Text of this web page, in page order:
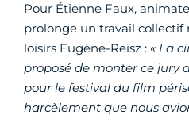
Pour Étienne Faux,
prolonge un travail collectif
loisirs Eugène-Reisz : « La
proposé de monter ce jury
pour le festival du film
harcèlement que nous